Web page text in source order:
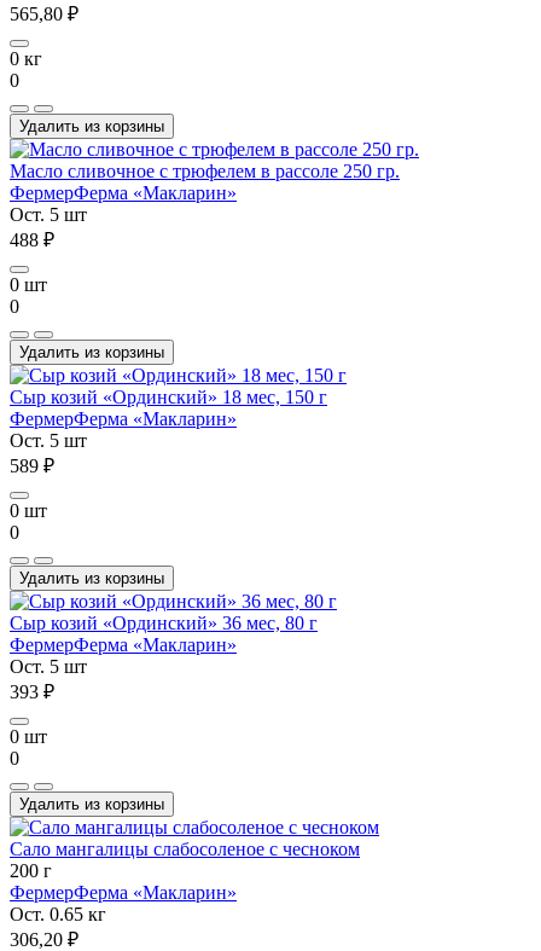
565,80 ₽
0 кг
0
Удалить из корзины
Масло сливочное с трюфелем в рассоле 250 гр.
ФермерФерма «Макларин»
Ост. 5 шт
488 ₽
0 шт
0
Удалить из корзины
Сыр козий «Ординский» 18 мес, 150 г
ФермерФерма «Макларин»
Ост. 5 шт
589 ₽
0 шт
0
Удалить из корзины
Сыр козий «Ординский» 36 мес, 80 г
ФермерФерма «Макларин»
Ост. 5 шт
393 ₽
0 шт
0
Удалить из корзины
Сало мангалицы слабосоленое с чесноком
200 г
ФермерФерма «Макларин»
Ост. 0.65 кг
306,20 ₽